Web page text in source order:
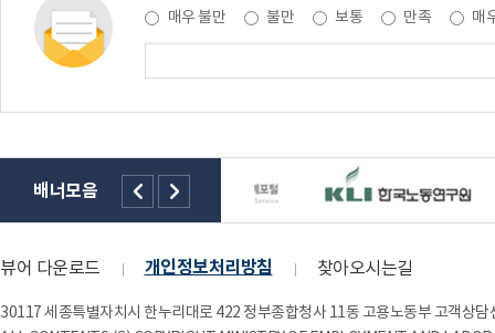
매우 불만 불만 보통 만족 매
배너모음
뷰어 다운로드 개인정보처리방침 찾아오시는길
30117 세종특별자치시 한누리대로 422 정부종합청사 11동 고용노동부 고객상